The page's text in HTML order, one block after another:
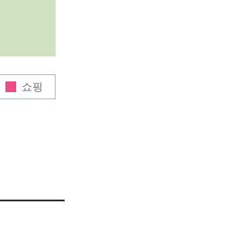
쇼핑